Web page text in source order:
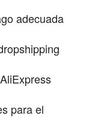
adecuada
para el